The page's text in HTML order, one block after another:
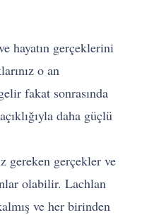
hayatın gerçeklerini
o an
fakat sonrasında
daha güçlü
gereken gerçekler ve
olabilir. Lachlan
ve her birinden